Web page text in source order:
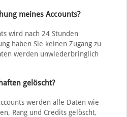
meines Accounts?
wird nach 24 Stunden
haben Sie keinen Zugang zu
werden unwiederbringlich
gelöscht?
werden alle Daten wie
Rang und Credits gelöscht,